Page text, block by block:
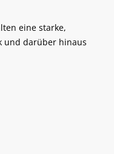
eine starke,
und darüber hinaus